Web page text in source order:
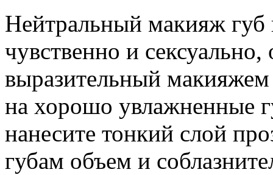
Нейтральный макияж губ
чувственно и
выразительный макияжем
на хорошо увлажненные
нанесите тонкий слой
губам объем и